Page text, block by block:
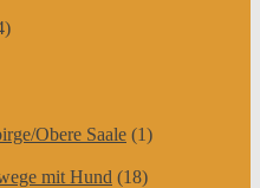
Obere Saale (1)
mit Hund (18)